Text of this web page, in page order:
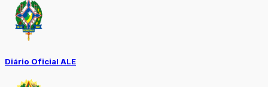
Diário Oficial ALE